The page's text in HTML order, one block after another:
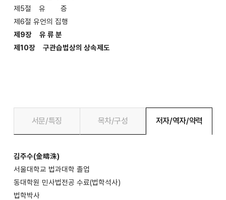
제5절 유 증
제6절 유언의 집행
제9장 유 류 분
제10장 구관습법상의 상속제도
서문/특징 목차/구성 저자/역자/약력
김주수(金疇洙)
서울대학교 법과대학 졸업
동대학원 민사법전공 수료(법학석사)
법학박사